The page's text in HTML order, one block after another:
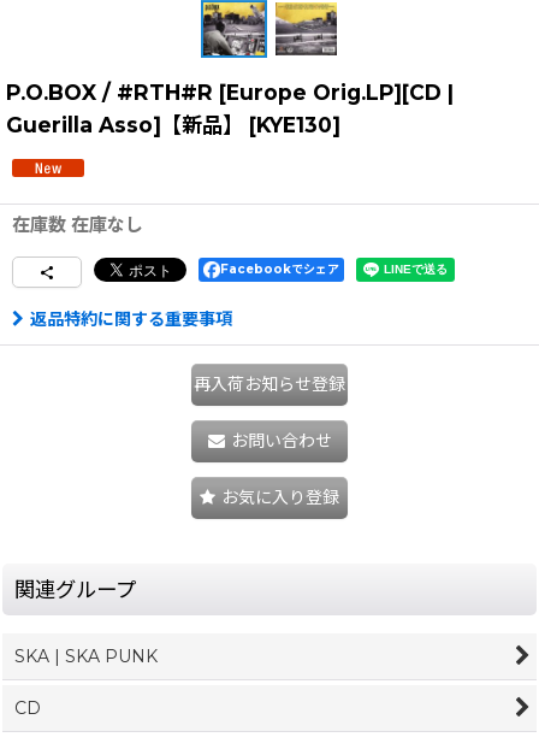
P.O.BOX / #RTH#R [Europe Orig.LP][CD |
Guerilla Asso]【新品】
[KYE130]
在庫数 在庫なし
Facebookでシェア
返品特約に関する重要事項
再入荷お知らせ登録
お問い合わせ
お気に入り登録
関連グループ
SKA | SKA PUNK
CD